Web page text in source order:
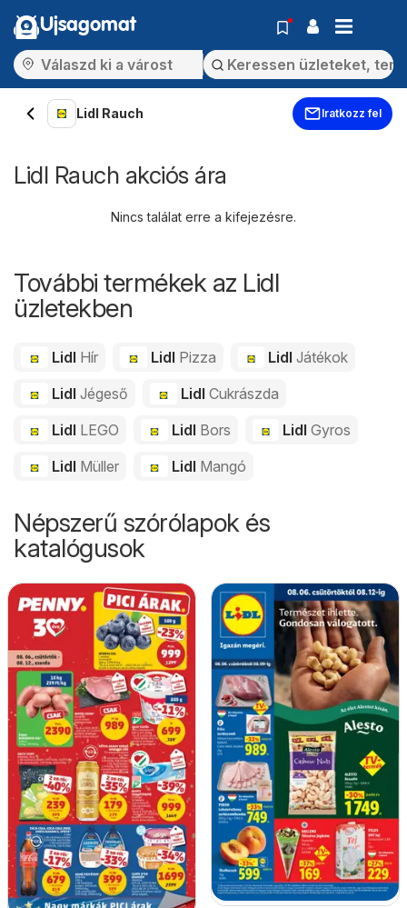
Ujsagomat
Lidl Rauch Iratkozz fel
Lidl Rauch akciós ára
Nincs találat erre a kifejezésre.
További termékek az Lidl
üzletekben
Lidl Hír Lidl Pizza LidlJátékok
Lidl Jégeső Lidl Cukrászda
Lidl LEGO Lidl Bors LidlGyros
Lidl Müller Lidl Mangó
Népszerű szórólapok és
katalógusok